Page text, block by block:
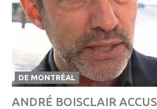
DE MONTRÉAL
ANDRÉ BOISCLAIR